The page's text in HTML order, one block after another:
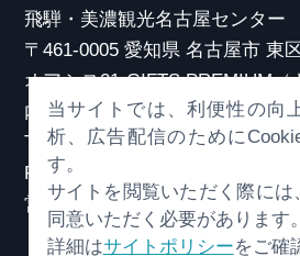
飛騨・美濃観光名古屋センター
〒461-0005 愛知県 名古屋市 東
オアシス21 GIFTS PREMIUM（
内
TEL：052-253-6185
FAX：052-253-6186
営業時間：10:00～21:00
（原則、元日を除き年中無休
当サイトでは、利便性の向
析、広告配信のために
す。
サイトを閲覧いただく際には
同意いただく必要があります。
詳細はサイトポリシーをご確